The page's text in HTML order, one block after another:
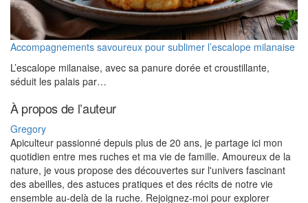
Accompagnements savoureux pour sublimer l’escalope milanaise
L’escalope milanaise, avec sa panure dorée et croustillante,
séduit les palais par…
À propos de l’auteur
Gregory
Apiculteur passionné depuis plus de 20 ans, je partage ici mon
quotidien entre mes ruches et ma vie de famille. Amoureux de la
nature, je vous propose des découvertes sur l'univers fascinant
des abeilles, des astuces pratiques et des récits de notre vie
ensemble au-delà de la ruche. Rejoignez-moi pour explorer